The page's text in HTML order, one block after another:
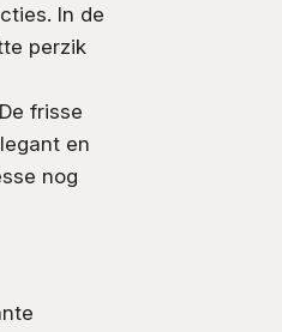
In de
perzik
frisse
en
nog